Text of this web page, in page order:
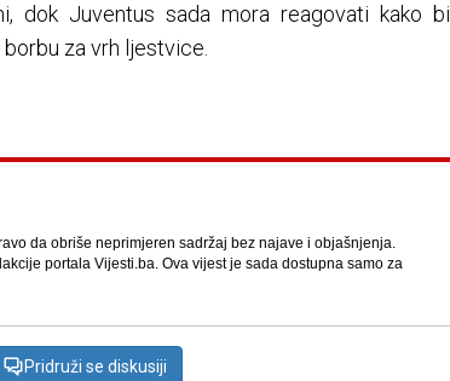
dok Juventus sada mora reagovati kako bi
za vrh ljestvice.
da obriše neprimjeren sadržaj bez najave i objašnjenja.
portala Vijesti.ba. Ova vijest je sada dostupna samo za
Pridruži se diskusiji